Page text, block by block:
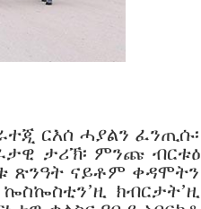
ርእሰ ሓያልን ፈንጢሱ፡
ታሪኽ፡ ምንጩ ብርቱዕ
ጽንዓት ናይቶም ቀዳሞትን
ክብርታት’ዚ